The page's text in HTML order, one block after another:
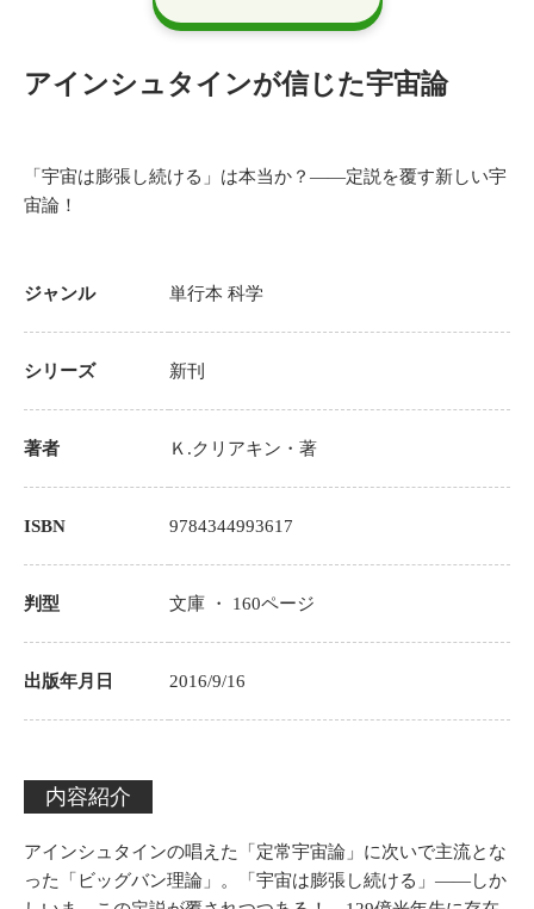
アインシュタインが信じた宇宙論
「宇宙は膨張し続ける」は本当か？――定説を覆す新しい宇
宙論！
ジャンル 単行本 科学
シリーズ 新刊
著者 Ｋ.クリアキン ・著
ISBN 9784344993617
判型 文庫 ・ 160ページ
出版年月日 2016/9/16
内容紹介
アインシュタインの唱えた「定常宇宙論」に次いで主流とな
った「ビッグバン理論」。「宇宙は膨張し続ける」――しか